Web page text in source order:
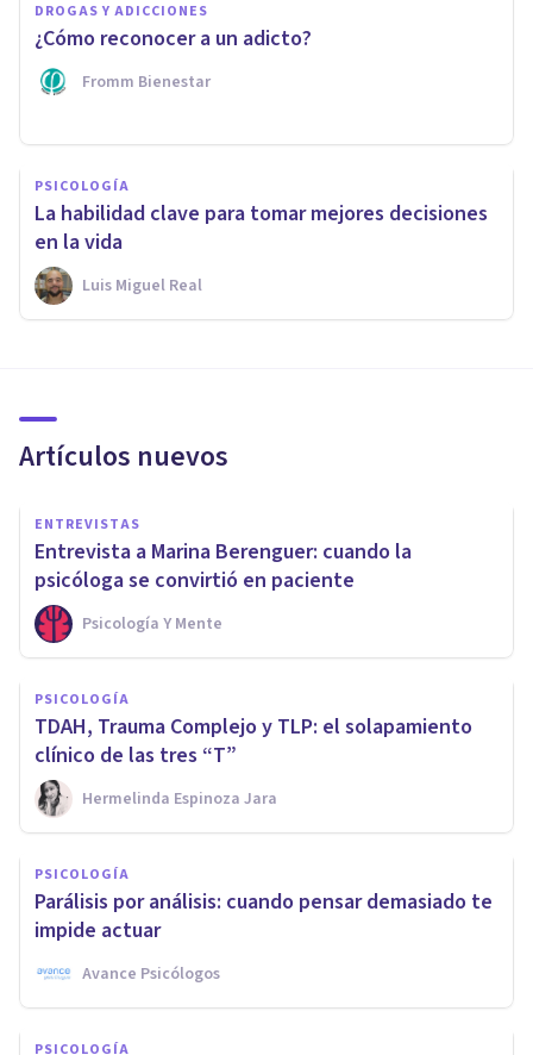
DROGAS Y ADICCIONES
¿Cómo reconocer a un adicto?
Fromm Bienestar
PSICOLOGÍA
La habilidad clave para tomar mejores decisiones
en la vida
Luis Miguel Real
Artículos nuevos
ENTREVISTAS
Entrevista a Marina Berenguer: cuando la
psicóloga se convirtió en paciente
Psicología Y Mente
PSICOLOGÍA
TDAH, Trauma Complejo y TLP: el solapamiento
clínico de las tres “T”
Hermelinda Espinoza Jara
PSICOLOGÍA
Parálisis por análisis: cuando pensar demasiado te
impide actuar
Avance Psicólogos
PSICOLOGÍA